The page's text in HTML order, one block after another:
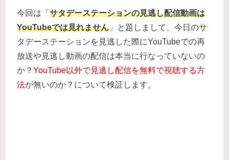
今回は「 サタデーステーションの見逃し配信動画は
YouTubeでは見れません 」と題しまして、今日のサ
タデーステーションを見逃した際にYouTubeでの再
放送や見逃し動画の配信は本当に行なっていないの
か？ YouTube以外で見逃し配信を無料で視聴する方
法が無いのか？について検証します。